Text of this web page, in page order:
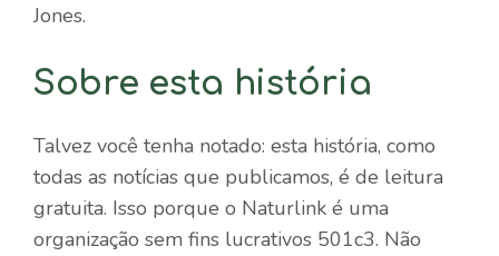
Jones.
Sobre esta história
Talvez você tenha notado: esta história, como
todas as notícias que publicamos, é de leitura
gratuita. Isso porque o Naturlink é uma
organização sem fins lucrativos 501c3. Não